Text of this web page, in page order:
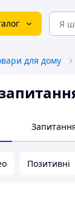
для дому
Позитивні